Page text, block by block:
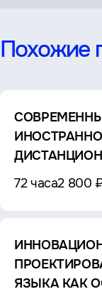
Похожие
72 часа2 800
ЯЗЫКА КАК